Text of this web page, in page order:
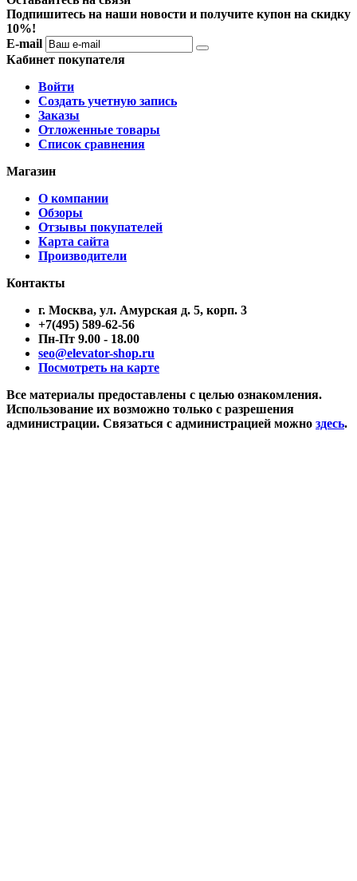
Подпишитесь на наши новости и получите купон на скидку
10%!
E-mail
Кабинет покупателя
Войти
Создать учетную запись
Заказы
Отложенные товары
Список сравнения
Магазин
О компании
Обзоры
Отзывы покупателей
Карта сайта
Производители
Контакты
г. Москва, ул. Амурская д. 5, корп. 3
+7(495) 589-62-56
Пн-Пт 9.00 - 18.00
seo@elevator-shop.ru
Посмотреть на карте
Все материалы предоставлены с целью ознакомления.
Использование их возможно только с разрешения
администрации. Связаться с администрацией можно здесь.